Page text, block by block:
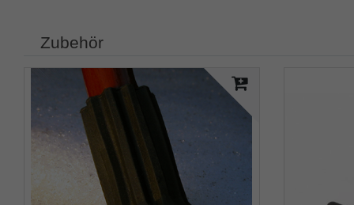
Zubehör